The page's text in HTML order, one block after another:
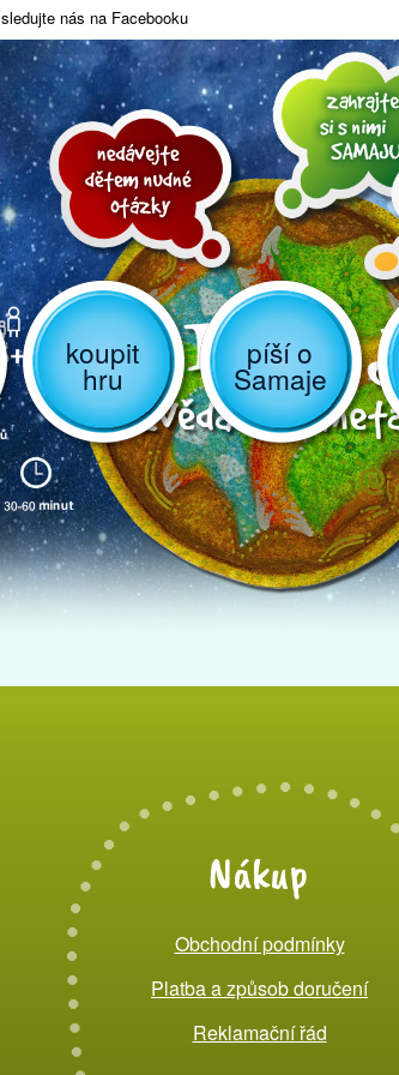
sledujte nás na Facebooku
koupit
hru
píší o
Samaje
Nákup
Obchodní podmínky
Platba a způsob doručení
Reklamační řád